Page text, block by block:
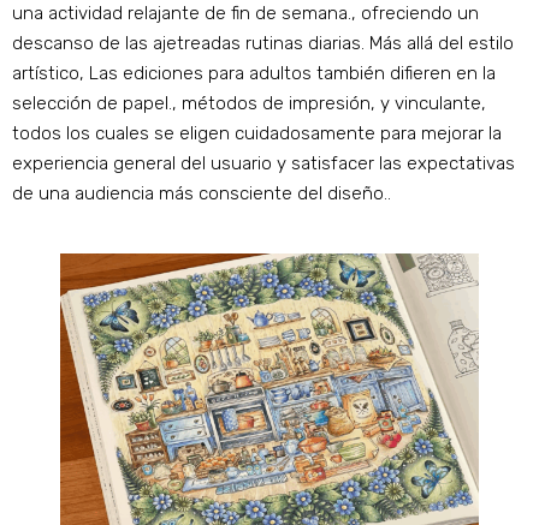
una actividad relajante de fin de semana., ofreciendo un
descanso de las ajetreadas rutinas diarias. Más allá del estilo
artístico, Las ediciones para adultos también difieren en la
selección de papel., métodos de impresión, y vinculante,
todos los cuales se eligen cuidadosamente para mejorar la
experiencia general del usuario y satisfacer las expectativas
de una audiencia más consciente del diseño..